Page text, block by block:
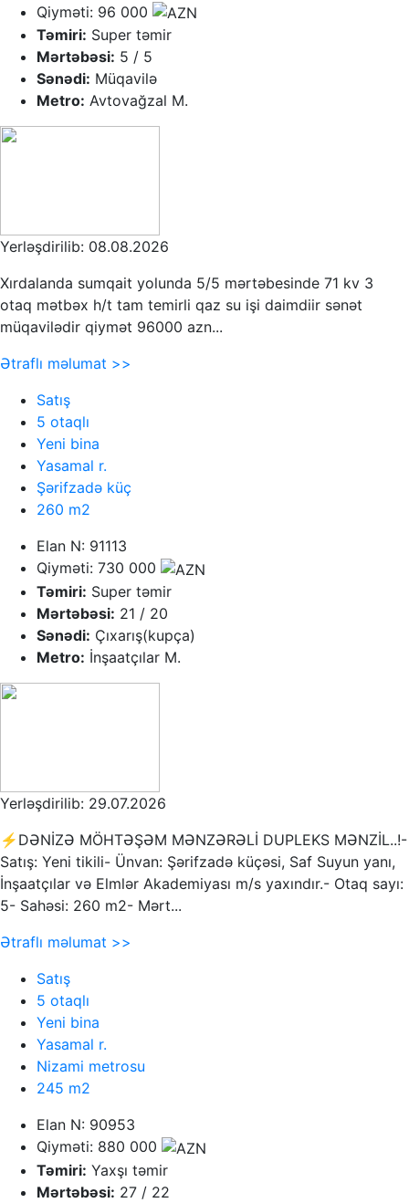
Qiyməti: 96 000
Təmiri: Super təmir
Mərtəbəsi: 5 / 5
Sənədi: Müqavilə
Metro: Avtovağzal M.
Yerləşdirilib: 08.08.2026
Xırdalanda sumqait yolunda 5/5 mərtəbesinde 71 kv 3
otaq mətbəx h/t tam temirli qaz su işi daimdiir sənət
müqavilədir qiymət 96000 azn...
Ətraflı məlumat >>
Satış
5 otaqlı
Yeni bina
Yasamal r.
Şərifzadə küç
260 m2
Elan N: 91113
Qiyməti: 730 000
Təmiri: Super təmir
Mərtəbəsi: 21 / 20
Sənədi: Çıxarış(kupça)
Metro: İnşaatçılar M.
Yerləşdirilib: 29.07.2026
⚡DƏNİZƏ MÖHTƏŞƏM MƏNZƏRƏLİ DUPLEKS MƏNZİL..!-
Satış: Yeni tikili- Ünvan: Şərifzadə küçəsi, Saf Suyun yanı,
İnşaatçılar və Elmlər Akademiyası m/s yaxındır.- Otaq sayı:
5- Sahəsi: 260 m2- Mərt...
Ətraflı məlumat >>
Satış
5 otaqlı
Yeni bina
Yasamal r.
Nizami metrosu
245 m2
Elan N: 90953
Qiyməti: 880 000
Təmiri: Yaxşı təmir
Mərtəbəsi: 27 / 22